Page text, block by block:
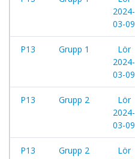
2024-
03-09
P13 Grupp 1
Lör
2024-
03-09
P13 Grupp 2
Lör
2024-
03-09
P13 Grupp 2
Lör